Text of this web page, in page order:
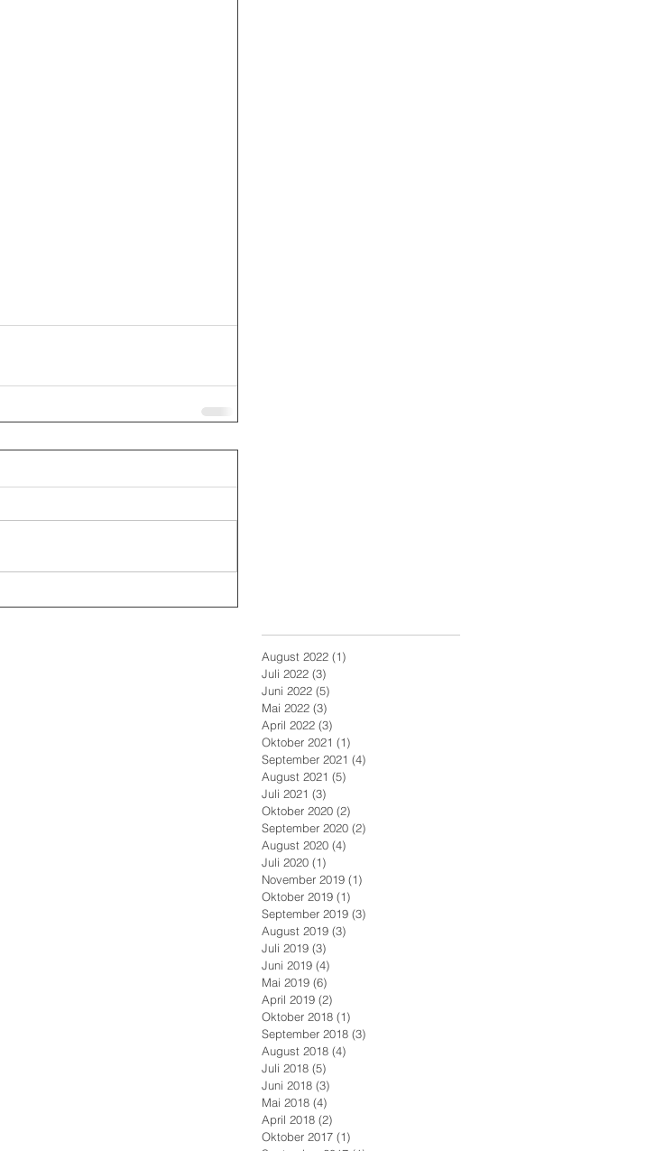
August 2022 (1)
Juli 2022 (3)
Juni 2022 (5)
Mai 2022 (3)
April 2022 (3)
Oktober 2021 (1)
September 2021 (4)
August 2021 (5)
Juli 2021 (3)
Oktober 2020 (2)
September 2020 (2)
August 2020 (4)
Juli 2020 (1)
November 2019 (1)
Oktober 2019 (1)
September 2019 (3)
August 2019 (3)
Juli 2019 (3)
Juni 2019 (4)
Mai 2019 (6)
April 2019 (2)
Oktober 2018 (1)
September 2018 (3)
August 2018 (4)
Juli 2018 (5)
Juni 2018 (3)
Mai 2018 (4)
April 2018 (2)
Oktober 2017 (1)